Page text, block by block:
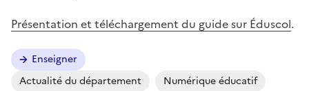
Présentation et téléchargement du guide sur Éduscol.
Enseigner
Actualité du département
Numérique éducatif